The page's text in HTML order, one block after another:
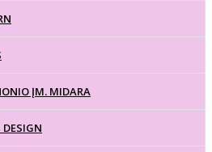
ĮM. MIDARA
DESIGN